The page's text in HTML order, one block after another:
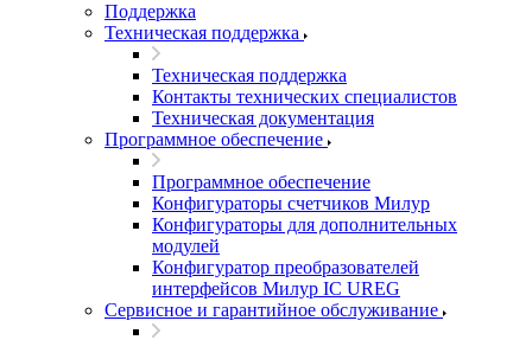
Поддержка
Техническая поддержка
Техническая поддержка
Контакты технических специалистов
Техническая документация
Программное обеспечение
Программное обеспечение
Конфигураторы счетчиков Милур
Конфигураторы для дополнительных
модулей
Конфигуратор преобразователей
интерфейсов Милур IC UREG
Сервисное и гарантийное обслуживание